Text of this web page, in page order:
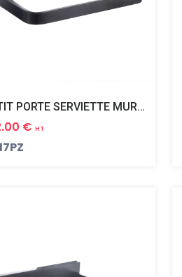
PETIT PORTE SERVIETTE MURAL PLAZA BLACK PVD NOIR MAT
€ HT